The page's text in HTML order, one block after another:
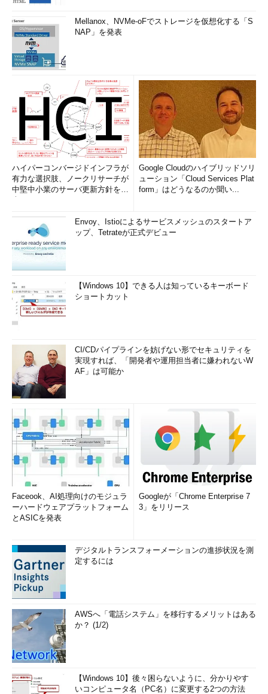
Mellanox、NVMe-oFでストレージを仮想化する「S
NAP」を発表
ハイパーコンバージドインフラが
有力な選択肢、ノークリサーチが
中堅中小業のサーバ更新方針を調
Google Cloudのハイブリッドソリ
ューション「Cloud Services Plat
form」はどうなるのか聞い...
Envoy、Istioによるサービスメッシュのスタートア
ップ、Tetrateが正式デビュー
【Windows 10】できる人は知っているキーボード
ショートカット
CI/CDパイプラインを妨げない形でセキュリティを
実現すれば、「開発者や運用担当者に嫌われないW
AF」は可能か
Faceook、AI処理向けのモジュラ
ーハードウェアプラットフォーム
とASICを発表
Googleが「Chrome Enterprise 7
3」をリリース
デジタルトランスフォーメーションの進捗状況を測
定するには
AWSへ「電話システム」を移行するメリットはある
か？ (1/2)
【Windows 10】後々困らないように、分かりやす
いコンピュータ名（PC名）に変更する2つの方法